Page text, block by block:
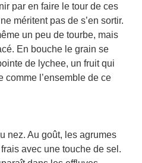
par en faire le tour de ces
méritent pas de s’en sortir.
un peu de tourbe, mais
En bouche le grain se
de lychee, un fruit qui
comme l’ensemble de ce
nez. Au goût, les agrumes
avec une touche de sel.